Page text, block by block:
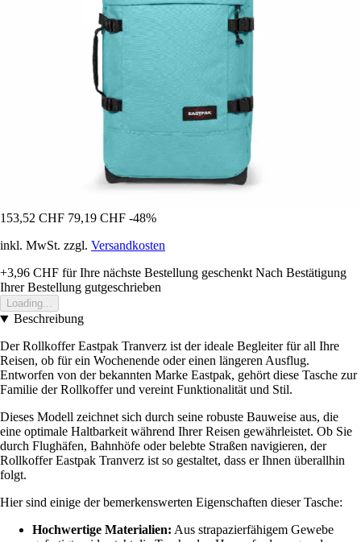
153,52 CHF 79,19 CHF -48%
inkl. MwSt. zzgl. Versandkosten
+3,96 CHF für Ihre nächste Bestellung geschenkt Nach Bestätigung
Ihrer Bestellung gutgeschrieben
Loading...
Beschreibung
Der Rollkoffer Eastpak Tranverz ist der ideale Begleiter für all Ihre
Reisen, ob für ein Wochenende oder einen längeren Ausflug.
Entworfen von der bekannten Marke Eastpak, gehört diese Tasche zur
Familie der Rollkoffer und vereint Funktionalität und Stil.
Dieses Modell zeichnet sich durch seine robuste Bauweise aus, die
eine optimale Haltbarkeit während Ihrer Reisen gewährleistet. Ob Sie
durch Flughäfen, Bahnhöfe oder belebte Straßen navigieren, der
Rollkoffer Eastpak Tranverz ist so gestaltet, dass er Ihnen überallhin
folgt.
Hier sind einige der bemerkenswerten Eigenschaften dieser Tasche:
Hochwertige Materialien: Aus strapazierfähigem Gewebe